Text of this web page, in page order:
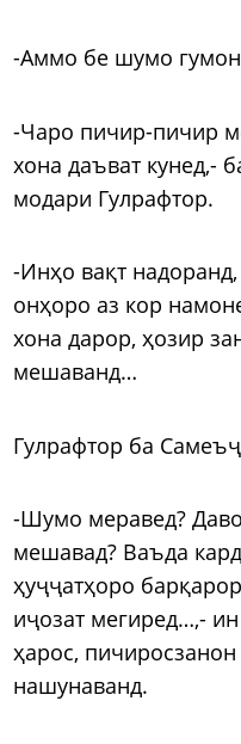
-Аммо бе шумо
-Чаро пичир-пичир
хона даъват кунед,-
модари Гулрафтор.
-Инҳо вақт
онҳоро аз кор
хона дарор, ҳозир
мешаванд…
Гулрафтор ба
-Шумо меравед?
мешавад? Ваъда
ҳуҷҷатҳоро
иҷозат мегиред…,-
ҳарос,
нашунаванд.